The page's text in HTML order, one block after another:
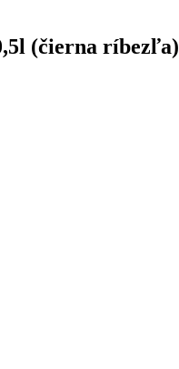
(čierna ríbezľa)